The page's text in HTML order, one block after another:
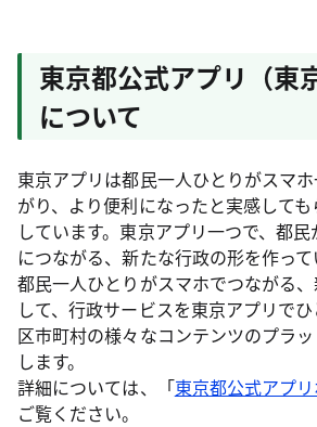
東京都公式アプリ（東
について
東京アプリは都民一人ひとりがスマ
がり、より便利になったと実感して
しています。東京アプリ一つで、都
につながる、新たな行政の形を作って
都民一人ひとりがスマホでつながる
して、行政サービスを東京アプリで
区市町村の様々なコンテンツのプラ
します。
詳細については、「東京都公式アプ
ご覧ください。